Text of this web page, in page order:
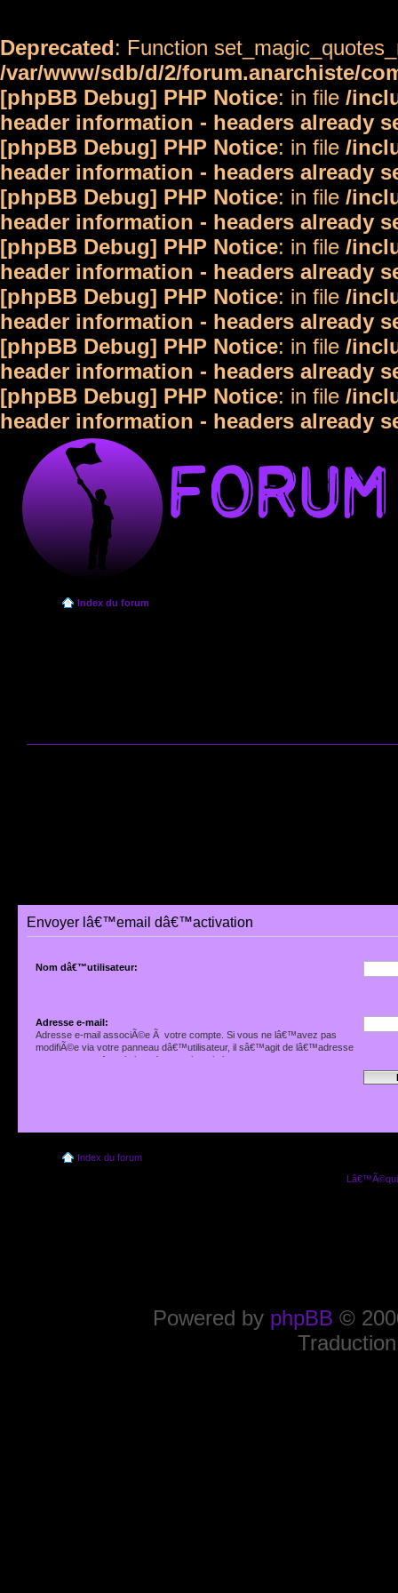
Deprecated: Function
/var/www/sdb/d/2/forum.anarchiste/
[phpBB Debug] PHP Notice: in file /
header information - headers already
[phpBB Debug] PHP Notice: in file /
header information - headers already
[phpBB Debug] PHP Notice: in file /
header information - headers already
[phpBB Debug] PHP Notice: in file /
header information - headers already
[phpBB Debug] PHP Notice: in file /
header information - headers already
[phpBB Debug] PHP Notice: in file /
header information - headers already
[phpBB Debug] PHP Notice: in file /
header information - headers already
Index du forum
Envoyer lâ€™email dâ€™activation
Nom dâ€™utilisateur:
Adresse e-mail:
Adresse e-mail associÃ©e Ã votre compte. Si vous ne lâ€™avez pas
modifiÃ©e via votre panneau dâ€™utilisateur, il sâ€™agit de lâ€™adresse
que vous avez fournie lors de votre inscription.
Index du forum
Powered by phpBB ©